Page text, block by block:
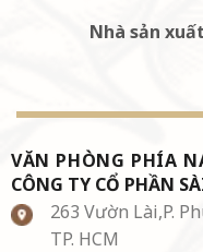
Nhà sản
VĂN PHÒNG PHÍA
CÔNG TY CỔ PHẦN
263 Vườn Lài,P.
TP. HCM